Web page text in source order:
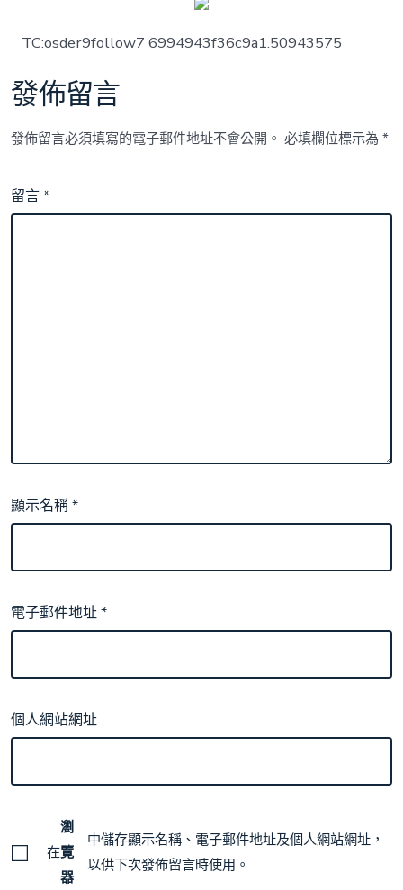
TC:osder9follow7 6994943f36c9a1.50943575
發佈留言
發佈留言必須填寫的電子郵件地址不會公開。 必填欄位標示為*
留言*
顯示名稱*
電子郵件地址*
個人網站網址
在
瀏
覽
器
中儲存顯示名稱、電子郵件地址及個人網站網址，
以供下次發佈留言時使用。